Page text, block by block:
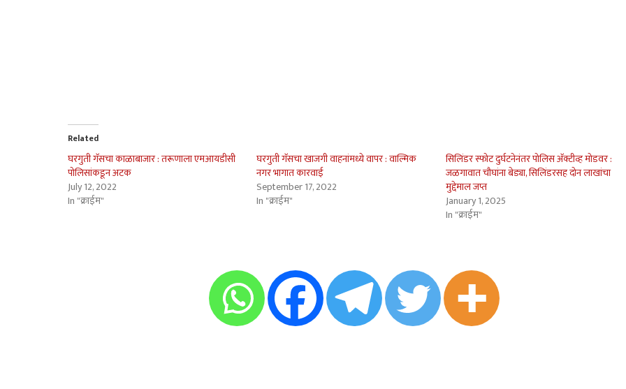
Related
घरगुती गॅसचा काळाबाजार : तरूणाला एमआयडीसी
पोलिसांकडून अटक
July 12, 2022
In "क्राईम"
घरगुती गॅसचा खाजगी वाहनांमध्ये वापर : वाल्मिक
नगर भागात कारवाई
September 17, 2022
In "क्राईम"
सिलिंडर स्फोट दुर्घटनेनंतर पोलिस अ‍ॅक्टीव्ह मोडवर :
जळगावात चौघांना बेड्या, सिलिंडरसह दोन लाखांचा
मुद्देमाल जप्त
January 1, 2025
In "क्राईम"